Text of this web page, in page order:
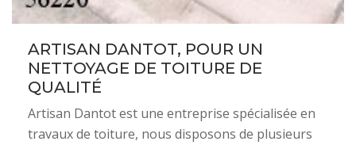
ARTISAN DANTOT, POUR UN
NETTOYAGE DE TOITURE DE
QUALITÉ
Artisan Dantot est une entreprise spécialisée en
travaux de toiture, nous disposons de plusieurs